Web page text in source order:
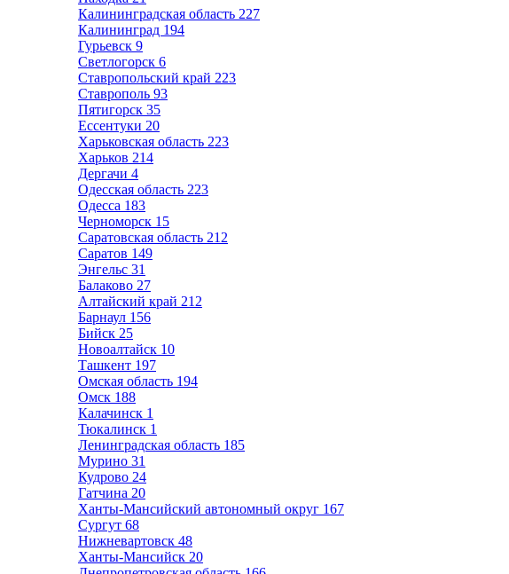
Калининградская область 227
Калининград 194
Гурьевск 9
Светлогорск 6
Ставропольский край 223
Ставрополь 93
Пятигорск 35
Ессентуки 20
Харьковская область 223
Харьков 214
Дергачи 4
Одесская область 223
Одесса 183
Черноморск 15
Саратовская область 212
Саратов 149
Энгельс 31
Балаково 27
Алтайский край 212
Барнаул 156
Бийск 25
Новоалтайск 10
Ташкент 197
Омская область 194
Омск 188
Калачинск 1
Тюкалинск 1
Ленинградская область 185
Мурино 31
Кудрово 24
Гатчина 20
Ханты-Мансийский автономный округ 167
Сургут 68
Нижневартовск 48
Ханты-Мансийск 20